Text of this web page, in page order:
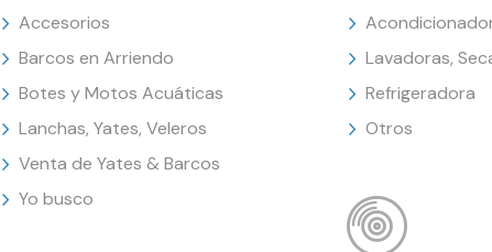
Accesorios
Barcos en Arriendo
Botes y Motos Acuáticas
Lanchas, Yates, Veleros
Venta de Yates & Barcos
Yo busco
Lavadoras,
Refrigeradora
Otros